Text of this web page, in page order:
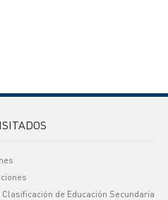
de Educación Secundaria